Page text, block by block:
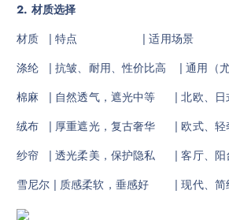
2. 材质选择
材质 | 特点 | 适用场景
涤纶 | 抗皱、耐用、性价比高 | 通用（尤
棉麻 | 自然透气，遮光中等 | 北欧、日
绒布 | 厚重遮光，复古奢华 | 欧式、轻
纱帘 | 透光柔美，保护隐私 | 客厅、阳
雪尼尔 | 质感柔软，垂感好 | 现代、简